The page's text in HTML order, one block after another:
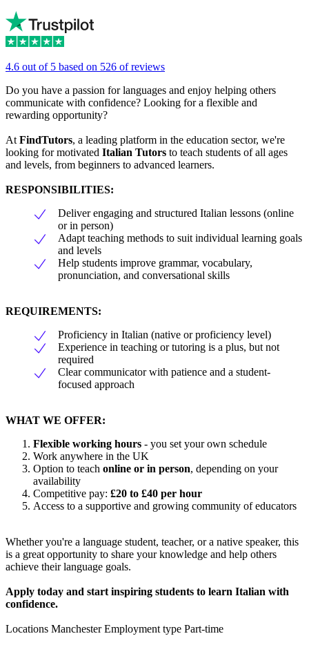
4.6 out of 5 based on 526 of reviews
Do you have a passion for languages and enjoy helping others
communicate with confidence? Looking for a flexible and
rewarding opportunity?
At FindTutors, a leading platform in the education sector, we're
looking for motivated Italian Tutors to teach students of all ages
and levels, from beginners to advanced learners.
RESPONSIBILITIES:
Deliver engaging and structured Italian lessons (online
or in person)
Adapt teaching methods to suit individual learning goals
and levels
Help students improve grammar, vocabulary,
pronunciation, and conversational skills
REQUIREMENTS:
Proficiency in Italian (native or proficiency level)
Experience in teaching or tutoring is a plus, but not
required
Clear communicator with patience and a student-
focused approach
WHAT WE OFFER:
Flexible working hours - you set your own schedule
Work anywhere in the UK
Option to teach online or in person, depending on your
availability
Competitive pay: £20 to £40 per hour
Access to a supportive and growing community of educators
Whether you're a language student, teacher, or a native speaker, this
is a great opportunity to share your knowledge and help others
achieve their language goals.
Apply today and start inspiring students to learn Italian with
confidence.
Locations Manchester Employment type Part-time